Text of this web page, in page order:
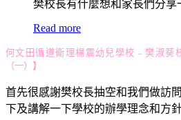
樊校長有什麼想和家長們分享
Read more
何文田循道衛理楊震幼兒學校﹣樊淑葵
（一）】
首先很感謝樊校長抽空和我們做訪
下及講解一下學校的辦學理念和方